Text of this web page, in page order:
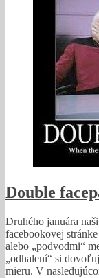
Double
Druhého januára
facebookovej
alebo „podvodmi“
„odhalení“ si
mieru. V